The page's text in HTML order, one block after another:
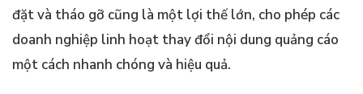
đặt và tháo gỡ cũng là một lợi thế lớn, cho phép các
doanh nghiệp linh hoạt thay đổi nội dung quảng cáo
một cách nhanh chóng và hiệu quả.